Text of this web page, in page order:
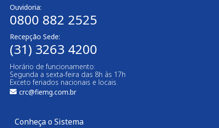
Ouvidoria:
0800 882 2525
Recepção Sede:
(31) 3263 4200
Horário de funcionamento:
Segunda a sexta-feira das 8h às 17h
Exceto feriados nacionais e locais.
crc@fiemg.com.br
Conheça o Sistema